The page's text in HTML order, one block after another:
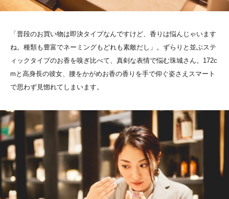
「普段のお買い物は即決タイプなんですけど、香りは悩んじゃいます
ね。種類も豊富でネーミングもどれも素敵だし」。ずらりと並ぶステ
ィックタイプのお香を嗅ぎ比べて、真剣な表情で悩む珠城さん。172c
mと高身長の彼女、腰をかがめお香の香りを手で仰ぐ姿さえスマート
で思わず見惚れてしまいます。